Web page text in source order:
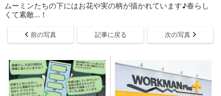
ムーミンたちの下にはお花や実の柄が描かれています♪春らし
くて素敵…！
前の写真 記事に戻る 次の写真